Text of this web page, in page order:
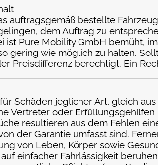
auftragsgemäß bestellte
dem Auftrag zu
ist Pure Mobility GmbH bemüht,
gering wie möglich zu halten.
Preisdifferenz berechtigt. Ein
Schäden jeglicher Art, gleich
Vertreter oder
resultieren aus dem Fehlen
der Garantie umfasst sind.
von Leben, Körper sowie
einfacher Fahrlässigkeit